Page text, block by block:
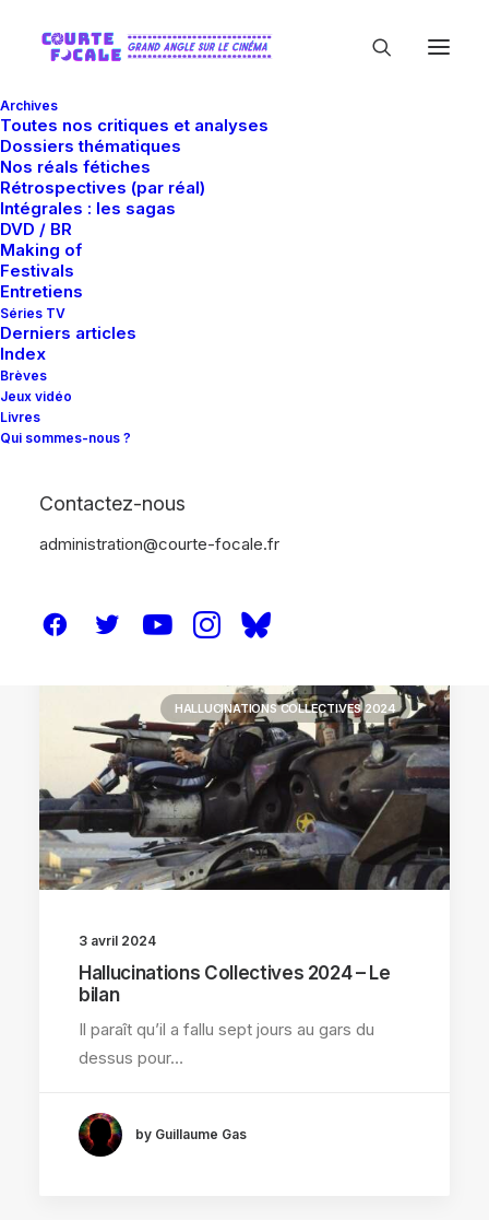
Archives
Toutes nos critiques et analyses
Dossiers thématiques
Nos réals fétiches
Rétrospectives (par réal)
Intégrales : les sagas
DVD / BR
Making of
Festivals
Entretiens
Séries TV
Derniers articles
Index
Brèves
Jeux vidéo
Livres
Qui sommes-nous ?
Contactez-nous
administration@courte-focale.fr
HALLUCINATIONS COLLECTIVES 2024
3 avril 2024
Hallucinations Collectives 2024 – Le
bilan
Il paraît qu’il a fallu sept jours au gars du
dessus pour…
by Guillaume Gas